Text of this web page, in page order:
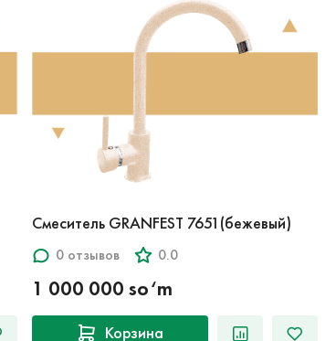
Смеситель GRANFEST 7651(бежевый)
0 отзывов 0.0
1 000 000 so‘m
Корзина